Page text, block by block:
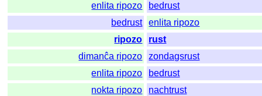
enlita ripozo
bedrust
bedrust
enlita ripozo
ripozo
rust
dimanĉa ripozo
zondagsrust
enlita ripozo
bedrust
nokta ripozo
nachtrust